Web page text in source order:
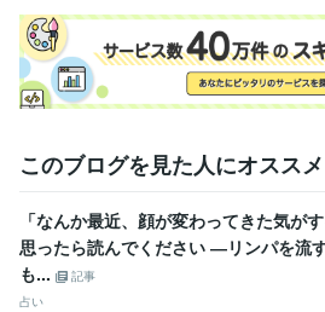
エンジニア / 情報システム・社内SE 経験
マーケティング / 商品企画・開発 経験年
管理 / 総務 経験年数 : 2年
事務・ビジネスサポート / 事務（一般事務
人事 / 労務・給与 経験年数 : 3年
職歴
花蓮 2009年7月 ~ 現在
●●会社 1991年10月 ~ 1993年2月
●●医院 2000年11月 ~ 2004年11月
●●会社
●●会社
このブログを見た人にオススメ
「なんか最近、顔が変わってきた気が
思ったら読んでください ―リンパを流
も...
記事
占い